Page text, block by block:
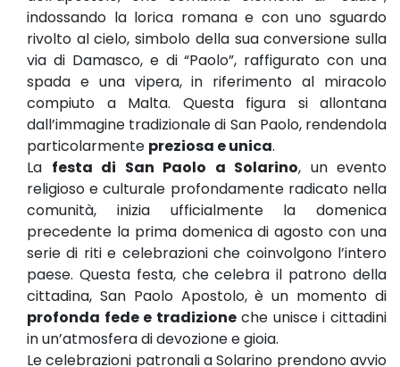
indossando la lorica romana e con uno sguardo
rivolto al cielo, simbolo della sua conversione sulla
via di Damasco, e di “Paolo”, raffigurato con una
spada e una vipera, in riferimento al miracolo
compiuto a Malta. Questa figura si allontana
dall’immagine tradizionale di San Paolo, rendendola
particolarmente preziosa e unica.
La festa di San Paolo a Solarino, un evento
religioso e culturale profondamente radicato nella
comunità, inizia ufficialmente la domenica
precedente la prima domenica di agosto con una
serie di riti e celebrazioni che coinvolgono l’intero
paese. Questa festa, che celebra il patrono della
cittadina, San Paolo Apostolo, è un momento di
profonda fede e tradizioneche unisce i cittadini
in un’atmosfera di devozione e gioia.
Le celebrazioni patronali a Solarino prendono avvio